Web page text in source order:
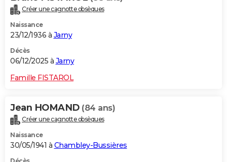
Créer une cagnotte obsèques
Naissance
23/12/1936 à Jarny
Décès
06/12/2025 à Jarny
Famille FISTAROL
Jean HOMAND (84 ans)
Créer une cagnotte obsèques
Naissance
30/05/1941 à Chambley-Bussières
Décès